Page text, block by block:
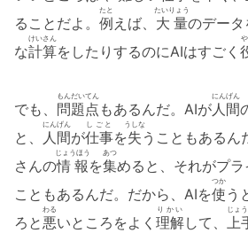
ることだよ。 例
たと
えば、 大量
たいりょう
のデータ
な計算
けいさん
をしたりするのにAIはすごく
でも、 問題点
もんだいてん
もあるんだ。AIが人間
にんげん
と、 人間
にんげん
が仕事
しごと
を失
うしな
うこともあるん
さんの情報
じょうほう
を集
あつ
めると、それがプ
こともあるんだ。だから、AIを使
つか
う
ろと悪
わる
いところをよく 理解
りかい
して、 上
じょ